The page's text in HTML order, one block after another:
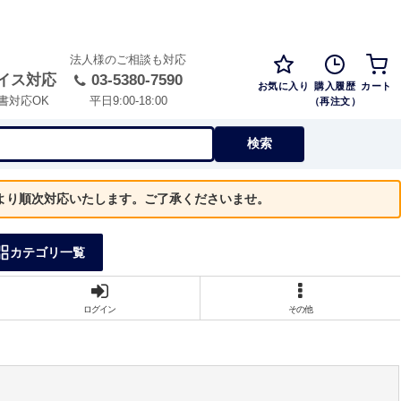
ス対応
対応OK
法人様のご相談も対応
03-5380-7590
平日9:00-18:00
お気に入り 購入履歴
（再注文）
カート
検索
順次対応いたします。ご了承くださいませ。
カテゴリ一覧
ログイン その他